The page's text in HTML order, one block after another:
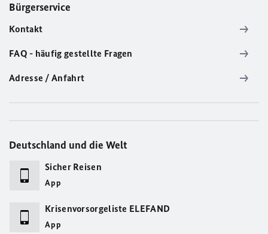
Bürgerservice
Kontakt
FAQ - häufig gestellte Fragen
Adresse / Anfahrt
Deutschland und die Welt
Sicher Reisen
App
Krisenvorsorgeliste ELEFAND
App